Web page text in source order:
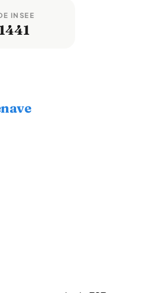
INSEE